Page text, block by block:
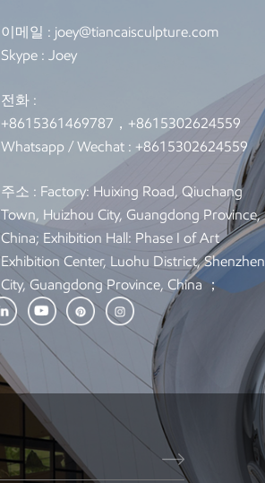
이메일 : joey@tiancaisculpture.com
Skype :Joey
전화 :
+8615361469787，+8615302624559
Whatsapp / Wechat : +8615302624559
주소 : Factory: Huixing Road, Qiuchang
Town, Huizhou City, Guangdong Province,
China; Exhibition Hall: Phase I of Art
Exhibition Center, Luohu District, Shenzhen
City, Guangdong Province, China ；